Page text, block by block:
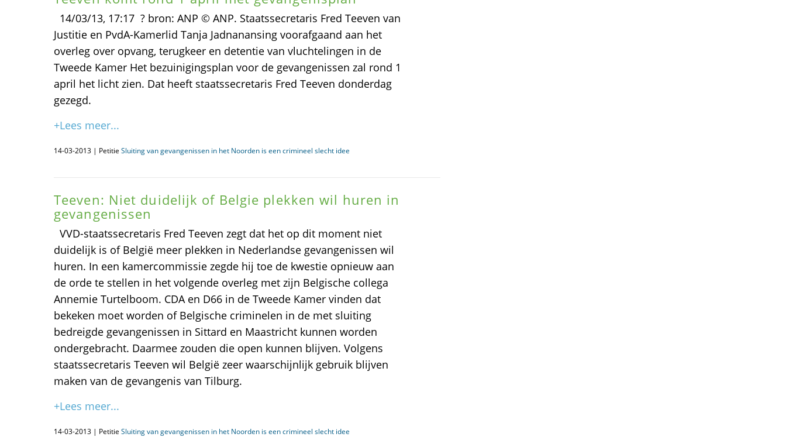
14/03/13, 17:17 ? bron: ANP © ANP. Staatssecretaris Fred Teeven van
Justitie en PvdA-Kamerlid Tanja Jadnanansing voorafgaand aan het
overleg over opvang, terugkeer en detentie van vluchtelingen in de
Tweede Kamer Het bezuinigingsplan voor de gevangenissen zal rond 1
april het licht zien. Dat heeft staatssecretaris Fred Teeven donderdag
gezegd.
+Lees meer...
14-03-2013 | Petitie Sluiting van gevangenissen in het Noorden is een crimineel slecht idee
Teeven: Niet duidelijk of Belgie plekken wil huren in
gevangenissen
VVD-staatssecretaris Fred Teeven zegt dat het op dit moment niet
duidelijk is of België meer plekken in Nederlandse gevangenissen wil
huren. In een kamercommissie zegde hij toe de kwestie opnieuw aan
de orde te stellen in het volgende overleg met zijn Belgische collega
Annemie Turtelboom. CDA en D66 in de Tweede Kamer vinden dat
bekeken moet worden of Belgische criminelen in de met sluiting
bedreigde gevangenissen in Sittard en Maastricht kunnen worden
ondergebracht. Daarmee zouden die open kunnen blijven. Volgens
staatssecretaris Teeven wil België zeer waarschijnlijk gebruik blijven
maken van de gevangenis van Tilburg.
+Lees meer...
14-03-2013 | Petitie Sluiting van gevangenissen in het Noorden is een crimineel slecht idee